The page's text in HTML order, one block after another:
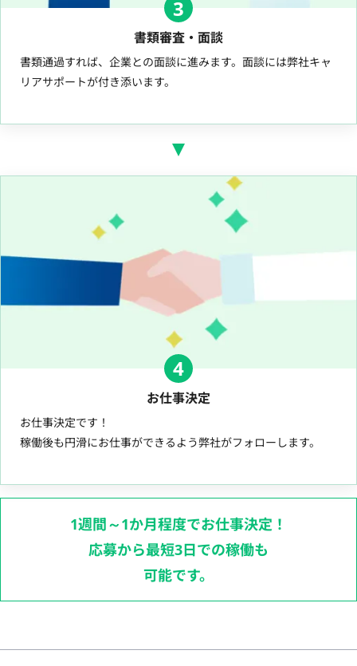
3
書類審査・面談
書類通過すれば、企業との面談に進みます。面談には弊社キャ
リアサポートが付き添います。
4
お仕事決定
お仕事決定です！
稼働後も円滑にお仕事ができるよう弊社がフォローします。
1週間～1か月程度でお仕事決定！
応募から最短3日での稼働も
可能です。